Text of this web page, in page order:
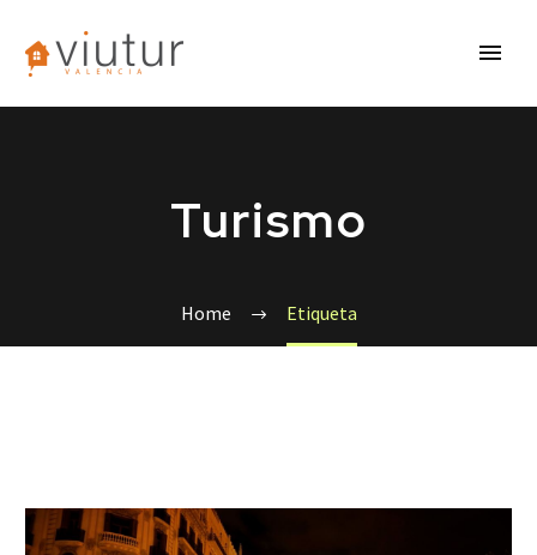
Turismo
Home Etiqueta